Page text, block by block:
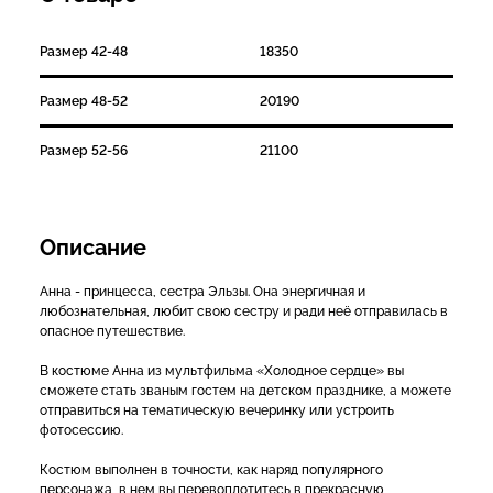
Размер 42-48 18350
Размер 48-52 20190
Размер 52-56 21100
Описание
Анна - принцесса, сестра Эльзы. Она энергичная и
любознательная, любит свою сестру и ради неё отправилась в
опасное путешествие.
В костюме Анна из мультфильма «Холодное сердце» вы
сможете стать званым гостем на детском празднике, а можете
отправиться на тематическую вечеринку или устроить
фотосессию.
Костюм выполнен в точности, как наряд популярного
персонажа, в нем вы перевоплотитесь в прекрасную